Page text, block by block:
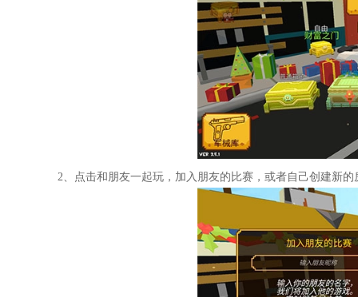
2、点击和朋友一起玩，加入朋友的比赛，或者自己创建新的